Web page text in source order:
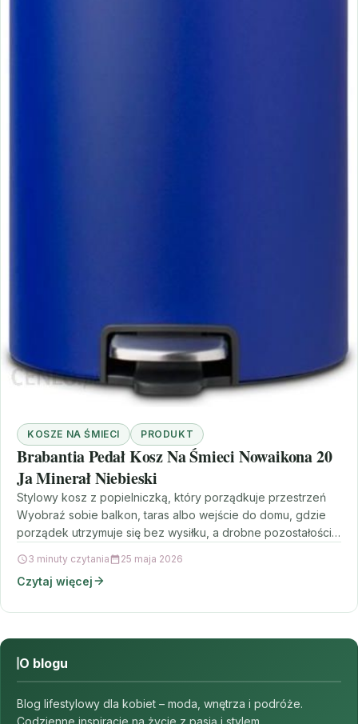
KOSZE NA ŚMIECI PRODUKT
Brabantia Pedał Kosz Na Śmieci Nowaikona 20
Ja Minerał Niebieski
Stylowy kosz z popielniczką, który porządkuje przestrzeń
Wyobraź sobie balkon, taras albo wejście do domu, gdzie
porządek utrzymuje się bez wysiłku, a drobne pozostałości…
3 minuty czytania 25 maja 2026
Czytaj więcej
O blogu
Blog lifestylowy dla kobiet – moda, wnętrza i podróże.
Codzienne inspiracje na życie z pasją i stylem.